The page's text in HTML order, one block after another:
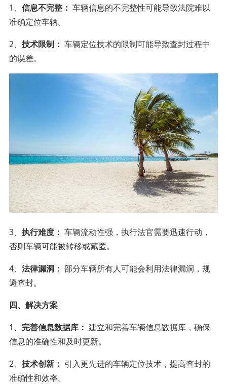
1、 信息不完整： 车辆信息的不完整性可能导致法院难以
准确定位车辆。
2、 技术限制： 车辆定位技术的限制可能导致查封过程中
的误差。
3、 执行难度： 车辆流动性强，执行法官需要迅速行动，
否则车辆可能被转移或藏匿。
4、 法律漏洞： 部分车辆所有人可能会利用法律漏洞，规
避查封。
四、解决方案
1、 完善信息数据库： 建立和完善车辆信息数据库，确保
信息的准确性和及时更新。
2、 技术创新： 引入更先进的车辆定位技术，提高查封的
准确性和效率。